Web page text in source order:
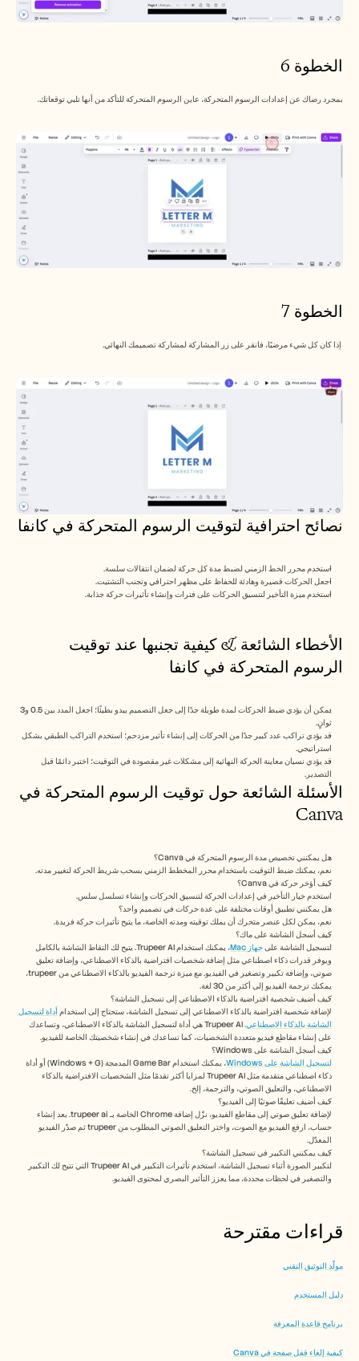
الخطوة 6
بمجرد رضاك عن إعدادات الرسوم المتحركة، عاين الرسوم المتحركة للتأكد من أنها تلبي توقعاتك.
الخطوة 7
نصائح احترافية لتوقيت الرسوم المتحركة في كانفا
استخدم محرر الخط الزمني لضبط مدة كل حركة لضمان انتقالات سلسة.
اجعل الحركات قصيرة وهادئة للحفاظ على مظهر احترافي وتجنب التشتيت.
استخدم ميزة التأخير لتنسيق الحركات على فترات وإنشاء تأثيرات حركة جذابة.
الرسوم المتحركة في كانفا
ثوانٍ.
استراتيجي.
التصدير.
Canva
هل يمكنني تخصيص مدة الرسوم المتحركة في Canva؟
نعم، يمكنك ضبط التوقيت باستخدام محرر المخطط الزمني بسحب شريط الحركة لتغيير مدته.
كيف أؤخر حركة في Canva؟
استخدم خيار التأخير في إعدادات الحركة لتنسيق الحركات وإنشاء تسلسل سلس.
هل يمكنني تطبيق أوقات مختلفة على عدة حركات في تصميم واحد؟
نعم، يمكن لكل عنصر متحرك أن يملك توقيته ومدته الخاصة، ما يتيح تأثيرات حركة فريدة.
كيف أسجل الشاشة على ماك؟
لتسجيل الشاشة على جهاز Mac
يمكنك ترجمة الفيديو إلى أكثر من 30 لغة.
كيف أضيف شخصية افتراضية بالذكاء الاصطناعي إلى تسجيل الشاشة؟
لإضافة شخصية افتراضية بالذكاء الاصطناعي إلى تسجيل الشاشة، ستحتاج إلى استخدام
الشاشة بالذكاء الاصطناعي.
على إنشاء مقاطع فيديو متعددة الشخصيات، كما تساعدك في إنشاء شخصيتك الخاصة للفيديو.
كيف أسجل الشاشة على Windows؟
لتسجيل الشاشة على Windows
الاصطناعي، والتعليق الصوتي، والترجمة، إلخ.
كيف أضيف تعليقًا صوتيًا إلى الفيديو؟
المعدّل.
كيف يمكنني التكبير في تسجيل الشاشة؟
والتصغير في لحظات محددة، مما يعزز التأثير البصري لمحتوى الفيديو.
قراءات مقترحة
مولّد التوثيق التقني
دليل المستخدم
برنامج قاعدة المعرفة
كيفية إلغاء قفل صفحة في Canva